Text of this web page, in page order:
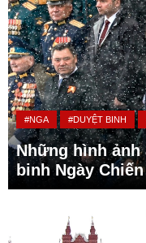
#NGA #DUYỆT BINH
Những hình
binh Ngày